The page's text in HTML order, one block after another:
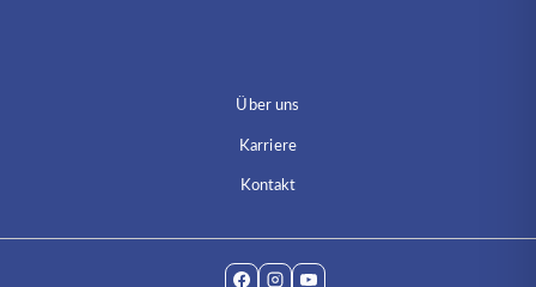
Über uns
Karriere
Kontakt